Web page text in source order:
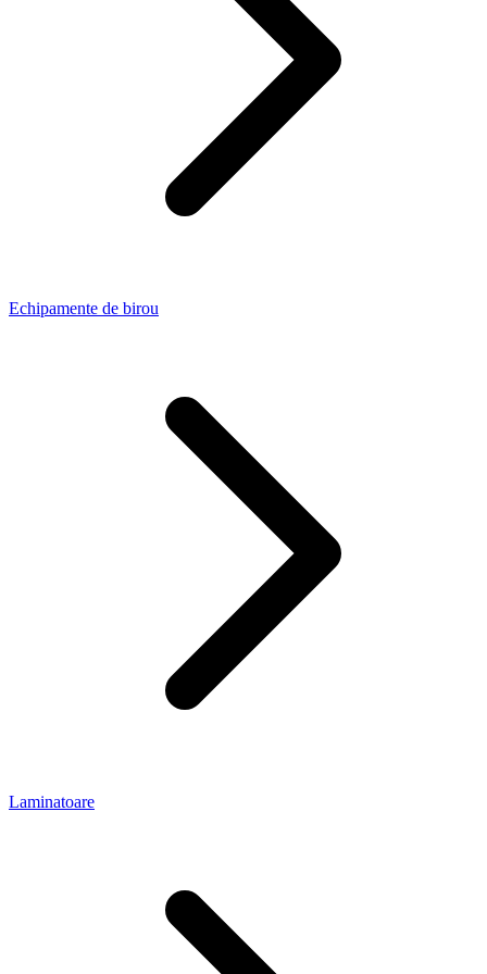
Echipamente de birou
Laminatoare